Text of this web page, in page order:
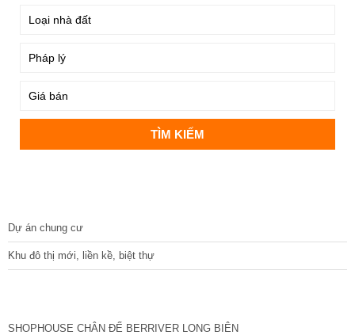
Dự án chung cư
Khu đô thị mới, liền kề, biệt thự
SHOPHOUSE CHÂN ĐẾ BERRIVER LONG BIÊN